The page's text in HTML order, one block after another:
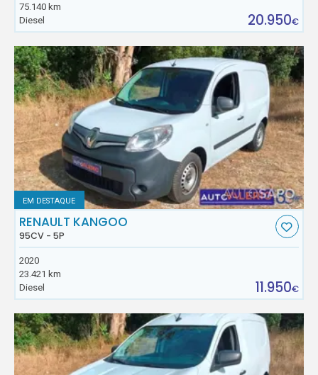
75.140 km
Diesel
20.950€
EM DESTAQUE
RENAULT KANGOO
95CV - 5P
2020
23.421 km
Diesel
11.950€